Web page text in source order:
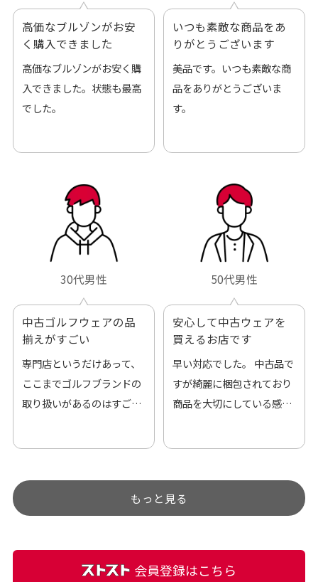
高価なブルゾンがお安
く購入できました
高価なブルゾンがお安く購
入できました。状態も最高
でした。
いつも素敵な商品をあ
りがとうございます
美品です。いつも素敵な商
品をありがとうございま
す。
30代男性
中古ゴルフウェアの品
揃えがすごい
専門店というだけあって、
ここまでゴルフブランドの
取り扱いがあるのはすご
す。
50代男性
安心して中古ウェアを
買えるお店です
早い対応でした。 中古品で
すが綺麗に梱包されており
商品を大切にしている感が
うぐらい目立つことなく綺
麗な商品でお安く購入でき
もっと見る
会員登録はこちら